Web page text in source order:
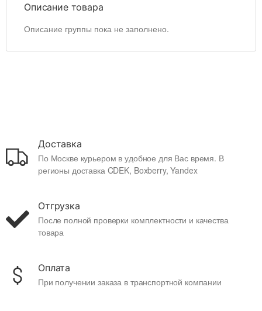
Описание товара
Описание группы пока не заполнено.
Доставка
По Москве курьером в удобное для Вас время. В
регионы доставка CDEK, Boxberry, Yandex
Отгрузка
После полной проверки комплектности и качества
товара
Оплата
При получении заказа в транспортной компании